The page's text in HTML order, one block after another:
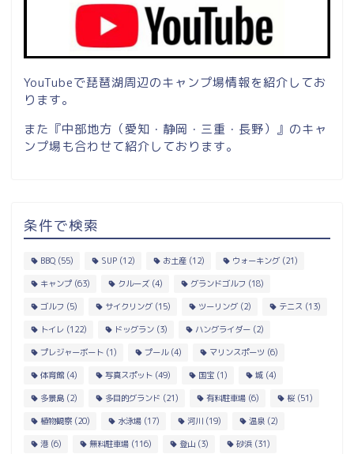
YouTubeで琵琶湖周辺のキャンプ場情報を紹介してお
ります。
また『中部地方（愛知・静岡・三重・長野）』のキャ
ンプ場も合わせて紹介しております。
条件で検索
BBQ (55) SUP (12) お土産 (12) ウォーキング (21)
キャンプ (63) クルーズ (4) グランドゴルフ (18)
ゴルフ (5) サイクリング (15) ツーリング (2) テニス (13)
トイレ (122) ドッグラン (3) ハングライダー (2)
プレジャーボート (1) プール(4) マリンスポーツ (6)
体育館 (4) 写真スポット (49) 国宝 (1) 城 (4)
多景島 (2) 多目的グランド (21) 有料駐車場 (6) 桜 (51)
植物観察 (20) 水泳場 (17) 河川 (19) 温泉 (2)
港 (6) 無料駐車場 (116) 登山 (3) 砂浜 (31)